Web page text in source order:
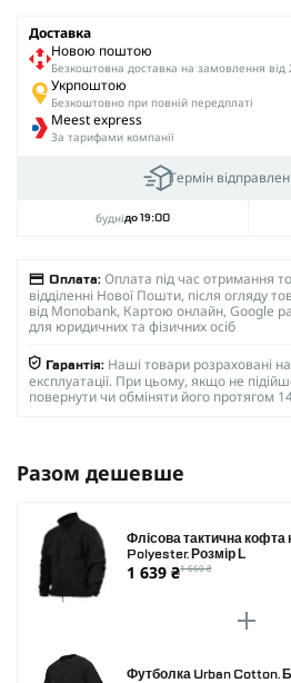
Доставка
Новою поштою
Безкоштовна доставка на замовлення від
Укрпоштою
Безкоштовно при повній передплаті
Meest express
За тарифами компанії
Термін
буднідо 19:00
Оплата: Оплата під час отримання
відділенні Нової Пошти, після огляду
від Monobank, Картою онлайн, Google
для юридичних та фізичних осіб
Гарантія: Наші товари розраховані
експлуатації. При цьому, якщо не
повернути чи обміняти його протягом
Разом дешевше
Флісова тактична кофта
Polyester. Розмір L
1 639 ₴1 660 ₴
Футболка Urban Cotton.